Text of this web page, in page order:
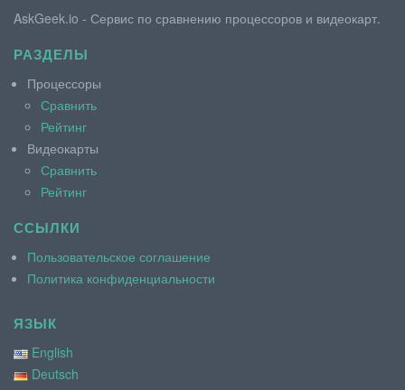
AskGeek.io - Сервис по сравнению процессоров и видеокарт.
РАЗДЕЛЫ
Процессоры
Сравнить
Рейтинг
Видеокарты
Сравнить
Рейтинг
ССЫЛКИ
Пользовательское соглашение
Политика конфиденциальности
ЯЗЫК
English
Deutsch